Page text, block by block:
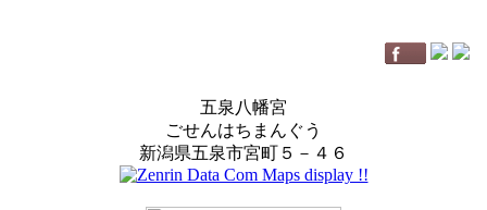
五泉八幡宮
ごせんはちまんぐう
新潟県五泉市宮町５－４６